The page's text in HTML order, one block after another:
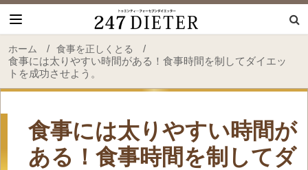
247 Dieter
ホーム / 食事を正しくとる
/
食事には太りやすい時間がある！食事時間を制してダイエッ
トを成功させよう。
食事には太りやすい時間が
ある！食事時間を制してダ